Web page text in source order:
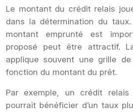
Le montant du crédit relais
dans la détermination du
montant emprunté est
proposé peut être attractif.
applique souvent une grille
fonction du montant du prêt.
Par exemple, un crédit
pourrait bénéficier d’un taux